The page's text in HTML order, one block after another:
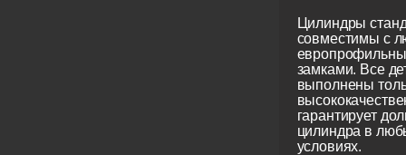
Цилиндры
совместимы с
замками. Все
выполнены
гарантирует
цилиндра в
условиях.